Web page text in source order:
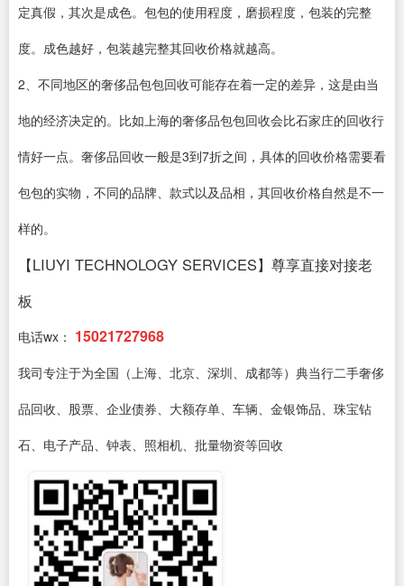
定真假，其次是成色。包包的使用程度，磨损程度，包装的完整
度。成色越好，包装越完整其回收价格就越高。
2、不同地区的奢侈品包包回收可能存在着一定的差异，这是由当
地的经济决定的。比如上海的奢侈品包包回收会比石家庄的回收行
情好一点。奢侈品回收一般是3到7折之间，具体的回收价格需要看
包包的实物，不同的品牌、款式以及品相，其回收价格自然是不一
样的。
【LIUYI TECHNOLOGY SERVICES】尊享直接对接老
板
电话wx： 15021727968
我司专注于为全国（上海、北京、深圳、成都等）典当行二手奢侈
品回收、股票、企业债券、大额存单、车辆、金银饰品、珠宝钻
石、电子产品、钟表、照相机、批量物资等回收